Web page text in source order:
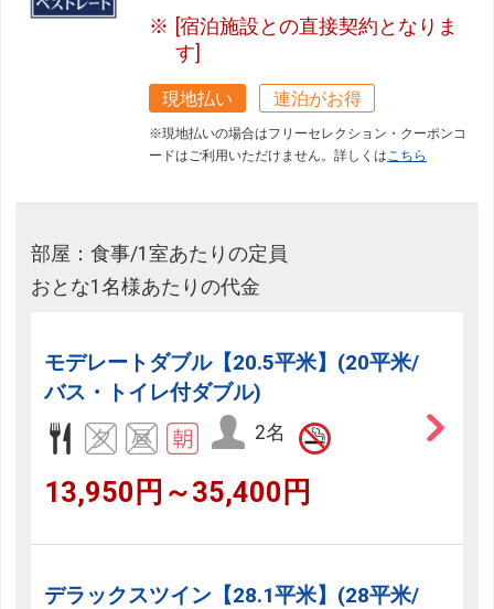
[宿泊施設との直接契約となりま
す]
現地払い 連泊がお得
※現地払いの場合はフリーセレクション・クーポンコ
ードはご利用いただけません。詳しくは こちら
部屋：食事/1室あたりの定員
おとな1名様あたりの代金
モデレートダブル【20.5平米】(20平米/
バス・トイレ付ダブル)
2名
13,950円～35,400円
デラックスツイン【28.1平米】(28平米/